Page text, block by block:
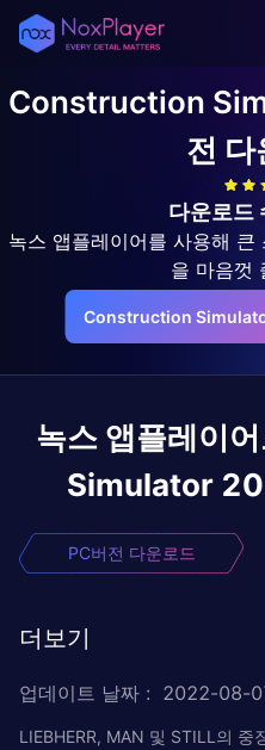
Construction
전 다
다운로드
녹스 앱플레이어를 사용해 큰
을 마음껏
Construction
녹스 앱플레이
Simulator
PC버전 다운로드
더보기
업데이트 날짜 : 2022-08-
LIEBHERR, MAN 및 STILL의 중